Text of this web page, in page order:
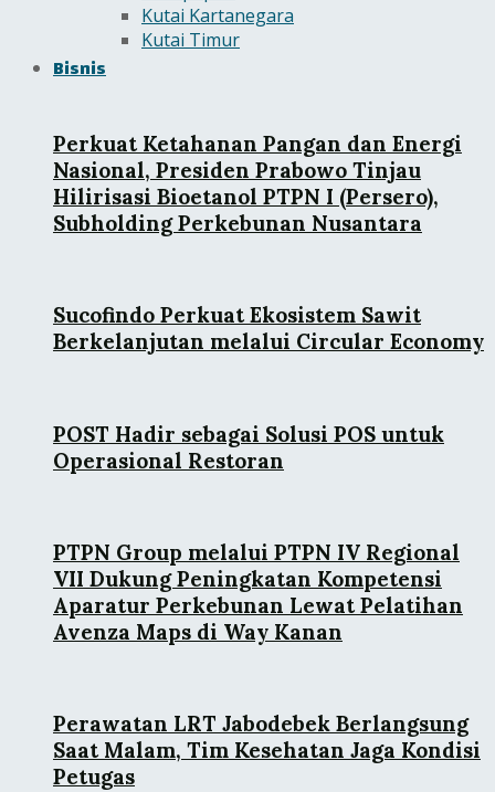
Kutai Kartanegara
Kutai Timur
Bisnis
Perkuat Ketahanan Pangan dan Energi
Nasional, Presiden Prabowo Tinjau
Hilirisasi Bioetanol PTPN I (Persero),
Subholding Perkebunan Nusantara
Sucofindo Perkuat Ekosistem Sawit
Berkelanjutan melalui Circular Economy
POST Hadir sebagai Solusi POS untuk
Operasional Restoran
PTPN Group melalui PTPN IV Regional
VII Dukung Peningkatan Kompetensi
Aparatur Perkebunan Lewat Pelatihan
Avenza Maps di Way Kanan
Perawatan LRT Jabodebek Berlangsung
Saat Malam, Tim Kesehatan Jaga Kondisi
Petugas